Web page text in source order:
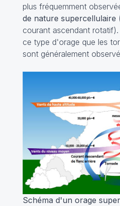
plus fréquemment
de nature supercellulaire
courant ascendant
ce type d'orage que les
sont généralement
Schéma d'un orage